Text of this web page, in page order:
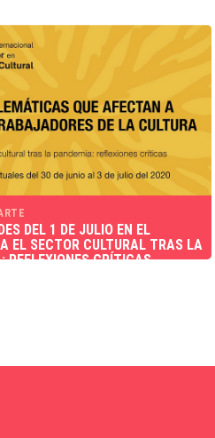
DEL 1 DE JULIO EN EL
EL SECTOR CULTURAL TRAS LA
REFLEXIONES CRÍTICAS